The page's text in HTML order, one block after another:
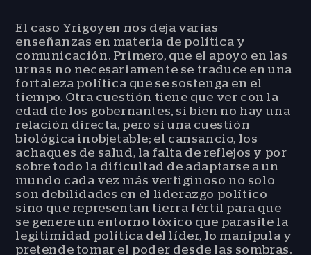
El caso Yrigoyen nos deja varias
enseñanzas en materia de política y
comunicación. Primero, que el apoyo en las
urnas no necesariamente se traduce en una
fortaleza política que se sostenga en el
tiempo. Otra cuestión tiene que ver con la
edad de los gobernantes, si bien no hay una
relación directa, pero sí una cuestión
biológica inobjetable; el cansancio, los
achaques de salud, la falta de reflejos y por
sobre todo la dificultad de adaptarse a un
mundo cada vez más vertiginoso no solo
son debilidades en el liderazgo político
sino que representan tierra fértil para que
se genere un entorno tóxico que parasite la
legitimidad política del líder, lo manipula y
pretende tomar el poder desde las sombras.